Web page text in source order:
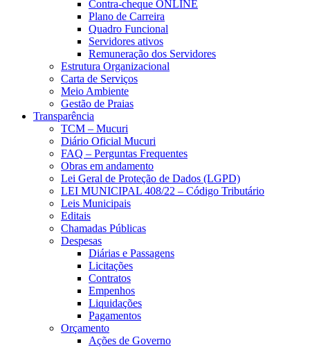
Contra-cheque ONLINE
Plano de Carreira
Quadro Funcional
Servidores ativos
Remuneração dos Servidores
Estrutura Organizacional
Carta de Serviços
Meio Ambiente
Gestão de Praias
Transparência
TCM – Mucuri
Diário Oficial Mucuri
FAQ – Perguntas Frequentes
Obras em andamento
Lei Geral de Proteção de Dados (LGPD)
LEI MUNICIPAL 408/22 – Código Tributário
Leis Municipais
Editais
Chamadas Públicas
Despesas
Diárias e Passagens
Licitações
Contratos
Empenhos
Liquidações
Pagamentos
Orçamento
Ações de Governo